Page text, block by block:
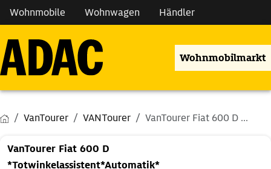
Wohnmobile Wohnwagen Händler
Wohnmobilmarkt
VanTourer VANTourer VanTourer Fiat 600 D ...
VanTourer Fiat 600 D
*Totwinkelassistent*Automatik*